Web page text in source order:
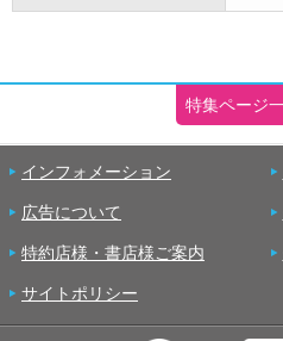
特集ページ
インフォメーション
広告について
特約店様・書店様ご案内
サイトポリシー